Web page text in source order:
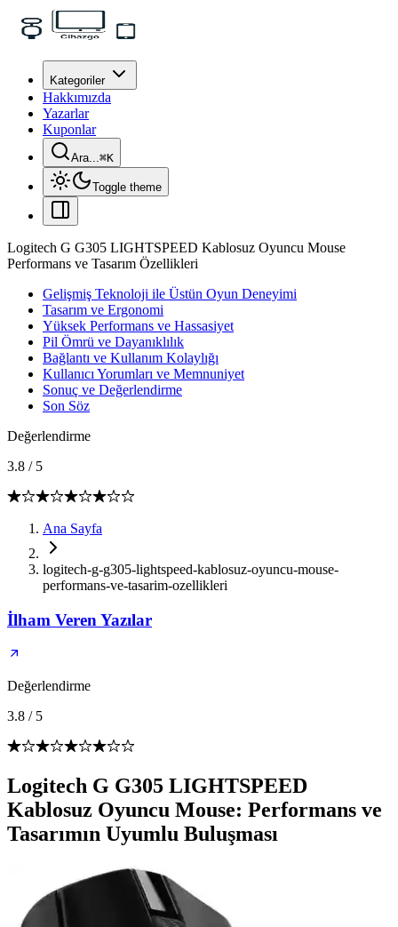
Kategoriler
Hakkımızda
Yazarlar
Kuponlar
Ara...⌘K
Toggle theme
Logitech G G305 LIGHTSPEED Kablosuz Oyuncu Mouse
Performans ve Tasarım Özellikleri
Gelişmiş Teknoloji ile Üstün Oyun Deneyimi
Tasarım ve Ergonomi
Yüksek Performans ve Hassasiyet
Pil Ömrü ve Dayanıklılık
Bağlantı ve Kullanım Kolaylığı
Kullanıcı Yorumları ve Memnuniyet
Sonuç ve Değerlendirme
Son Söz
Değerlendirme
3.8 / 5
Ana Sayfa
logitech-g-g305-lightspeed-kablosuz-oyuncu-mouse-
performans-ve-tasarim-ozellikleri
İlham Veren Yazılar
Değerlendirme
3.8 / 5
Logitech G G305 LIGHTSPEED
Kablosuz Oyuncu Mouse: Performans ve
Tasarımın Uyumlu Buluşması